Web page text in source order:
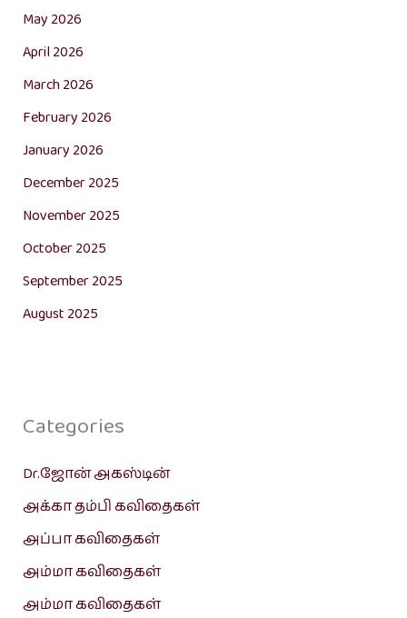
May 2026
April 2026
March 2026
February 2026
January 2026
December 2025
November 2025
October 2025
September 2025
August 2025
Categories
Dr.ஜோன் அகஸ்டின்
அக்கா தம்பி கவிதைகள்
அப்பா கவிதைகள்
அம்மா கவிதைகள்
அம்மா கவிதைகள்